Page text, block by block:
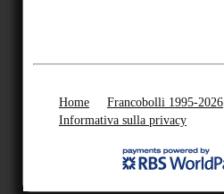
Home Francobolli 1995-2026
Informativa sulla privacy